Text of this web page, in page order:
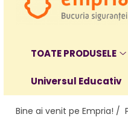
Protectii pat
Aparatori laterale patut bebe
Protectii mobilier
Protectie colturi mobila
TOATE PRODUSELE
Universul Educativ
Bine ai venit pe Empria! /